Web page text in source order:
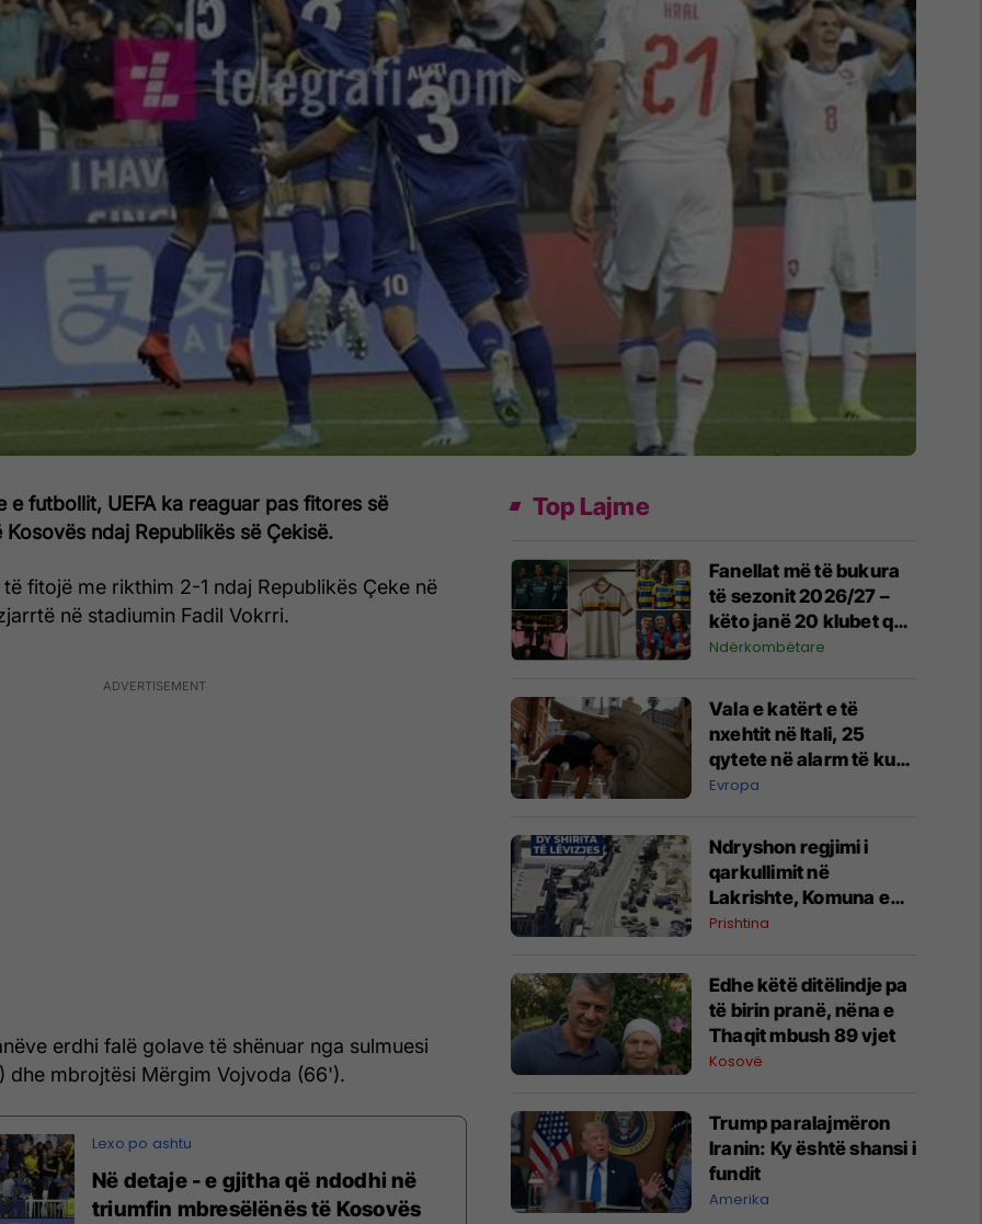
e futbollit, UEFA ka reaguar pas fitores së
Kosovës ndaj Republikës së Çekisë.
fitojë me rikthim 2-1 ndaj Republikës Çeke në
në stadiumin Fadil Vokrri.
erdhi falë golave të shënuar nga sulmuesi
dhe mbrojtësi Mërgim Vojvoda (66').
Në detaje - e gjitha që ndodhi në
triumfin mbresëlënës të Kosovës
Top Lajme
Fanellat më të bukura
të sezonit 2026/27 –
këto janë 20 klubet që
spikatën me dizajnin e
Ndërkombëtare
Vala e katërt e të
nxehtit në Itali, 25
qytete në alarm të kuq
- probleme me
Evropa
Ndryshon regjimi i
qarkullimit në
Lakrishte, Komuna e
Prishtinës ofron
Prishtina
Edhe këtë ditëlindje pa
të birin pranë, nëna e
Thaqit mbush 89 vjet
Kosovë
Trump paralajmëron
Iranin: Ky është shansi i
fundit
Amerika